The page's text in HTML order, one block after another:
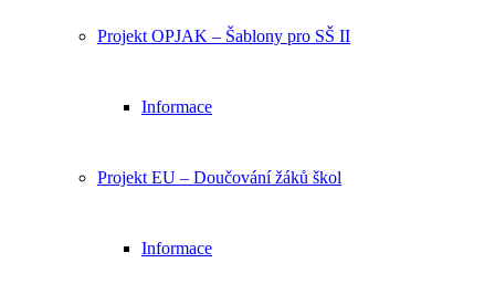
Projekt OPJAK – Šablony pro SŠ II
Informace
Projekt EU – Doučování žáků škol
Informace